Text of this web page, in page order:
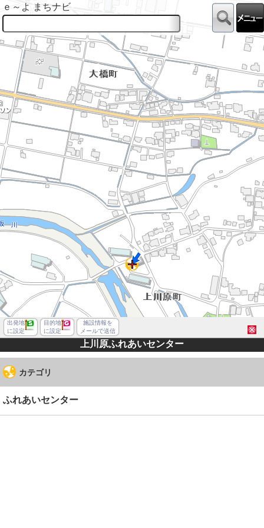
ｅ～よ まちナビ
出発地
に設定
目的地
に設定
施設情報を
メールで送信
上川原ふれあいセンター
カテゴリ
ふれあいセンター